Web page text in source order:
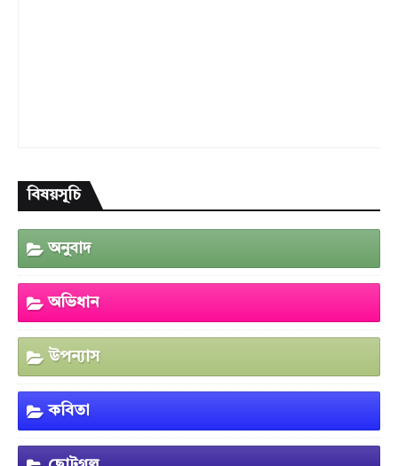
বিষয়সূচি
অনুবাদ
অভিধান
উপন্যাস
কবিতা